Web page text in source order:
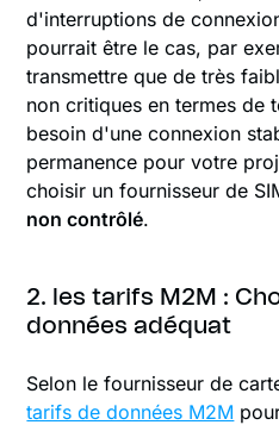
d'interruptions de
pourrait être le cas, par
transmettre que de très
non critiques en termes de
besoin d'une connexion
permanence pour votre
choisir un fournisseur de
non contrôlé.
2. les tarifs M2M :
données adéquat
Selon le fournisseur de
tarifs de données M2M